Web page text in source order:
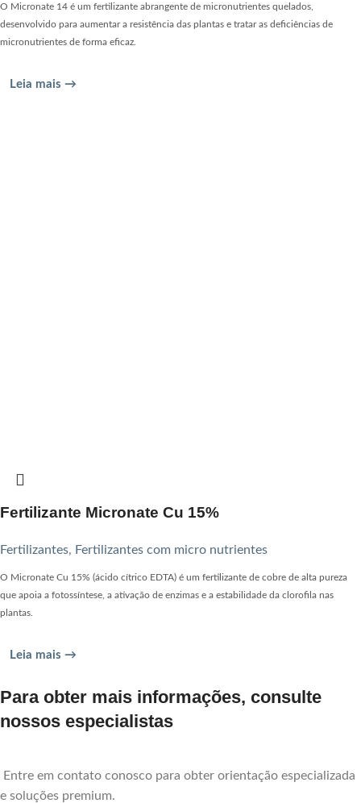
O Micronate 14 é um fertilizante abrangente de micronutrientes quelados,
desenvolvido para aumentar a resistência das plantas e tratar as deficiências de
micronutrientes de forma eficaz.
Leia mais →
Fertilizante Micronate Cu 15%
Fertilizantes, Fertilizantes com micro nutrientes
O Micronate Cu 15% (ácido cítrico EDTA) é um fertilizante de cobre de alta pureza
que apoia a fotossíntese, a ativação de enzimas e a estabilidade da clorofila nas
plantas.
Leia mais →
Para obter mais informações, consulte
nossos especialistas
Entre em contato conosco para obter orientação especializada
e soluções premium.